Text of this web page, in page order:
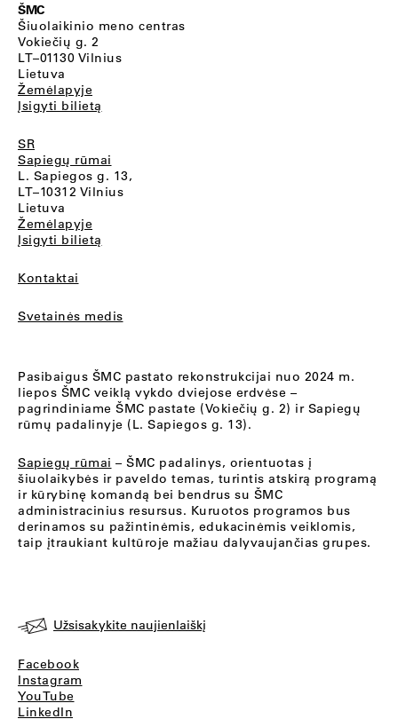
ŠMC
Šiuolaikinio meno centras
Vokiečių g. 2
LT–01130 Vilnius
Lietuva
Žemėlapyje
Įsigyti bilietą
SR
Sapiegų rūmai
L. Sapiegos g. 13,
LT–10312 Vilnius
Lietuva
Žemėlapyje
Įsigyti bilietą
Kontaktai
Svetainės medis
Pasibaigus ŠMC pastato rekonstrukcijai nuo 2024 m.
liepos ŠMC veiklą vykdo dviejose erdvėse –
pagrindiniame ŠMC pastate (Vokiečių g. 2) ir Sapiegų
rūmų padalinyje (L. Sapiegos g. 13).
Sapiegų rūmai – ŠMC padalinys, orientuotas į
šiuolaikybės ir paveldo temas, turintis atskirą programą
ir kūrybinę komandą bei bendrus su ŠMC
administracinius resursus. Kuruotos programos bus
derinamos su pažintinėmis, edukacinėmis veiklomis,
taip įtraukiant kultūroje mažiau dalyvaujančias grupes.
Užsisakykite naujienlaiškį
Facebook
Instagram
YouTube
LinkedIn